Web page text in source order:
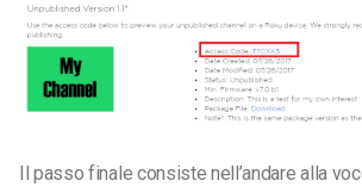
Il passo finale consiste nell’andare alla